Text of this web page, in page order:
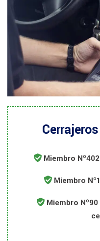
Miembro
Miembro
Miembro